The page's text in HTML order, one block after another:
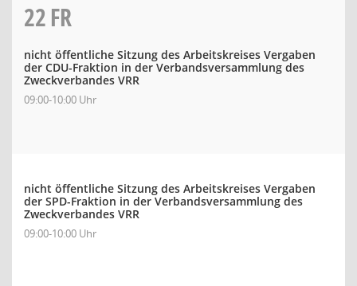
22FR
nicht öffentliche Sitzung des Arbeitskreises Vergaben
der CDU-Fraktion in der Verbandsversammlung des
Zweckverbandes VRR
09:00-10:00 Uhr
nicht öffentliche Sitzung des Arbeitskreises Vergaben
der SPD-Fraktion in der Verbandsversammlung des
Zweckverbandes VRR
09:00-10:00 Uhr